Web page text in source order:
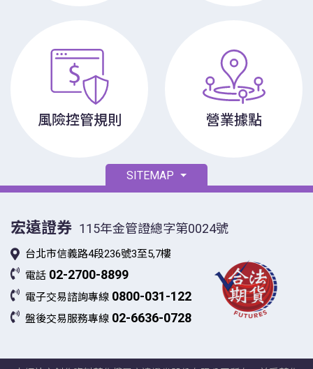
風險控管規則 營業據點
SITEMAP
宏遠證券 115年金管證總字第0024號
台北市信義路4段236號3至5,7樓
電話 02-2700-8899
電子交易諮詢專線 0800-031-122
盤後交易服務專線 02-6636-0728